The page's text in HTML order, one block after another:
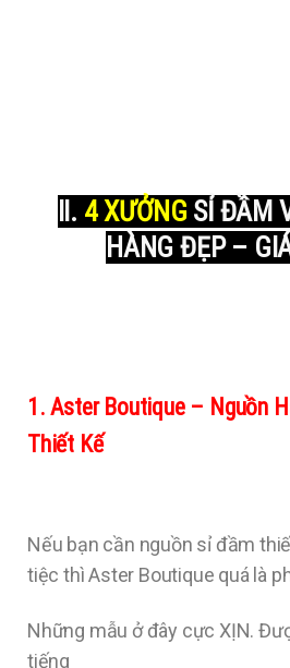
II. 4 XƯỞNG SỈ ĐẦM
HÀNG ĐẸP –
1. Aster Boutique – Nguồn
Thiết Kế
Nếu bạn cần nguồn sỉ đầm
tiệc thì Aster Boutique quá là
Những mẫu ở đây cực XỊN.
tiếng